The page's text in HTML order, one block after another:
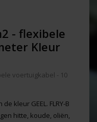
- flexibele
Kleur
voertuigkabel - 10
kleur GEEL. FLRY-B
hitte, koude, oliën,